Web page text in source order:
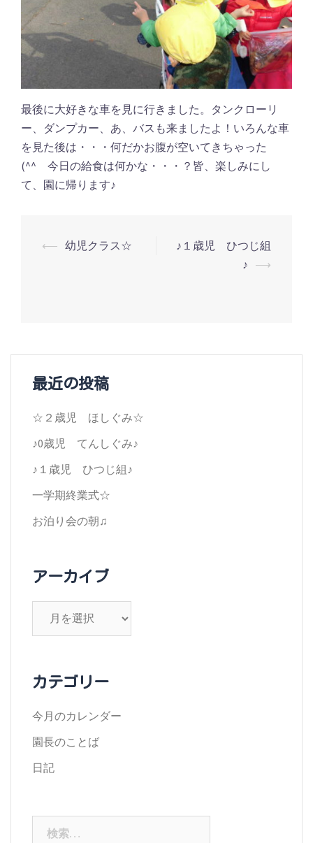
最後に大好きな車を見に行きました。タンクローリ
ー、ダンプカー、あ、バスも来ましたよ！いろんな車
を見た後は・・・何だかお腹が空いてきちゃった
(^^ゞ今日の給食は何かな・・・？皆、楽しみにし
て、園に帰ります♪
投
ー
ョ
ン
⟵ 幼児クラス☆
♪１歳児 ひつじ組
♪ ⟶
最近の投稿
☆２歳児 ほしぐみ☆
♪0歳児 てんしぐみ♪
♪１歳児 ひつじ組♪
一学期終業式☆
お泊り会の朝♫
アーカイブ
ブ
カテゴリー
今月のカレンダー
園長のことば
日記